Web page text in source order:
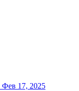
Фев 17, 2025